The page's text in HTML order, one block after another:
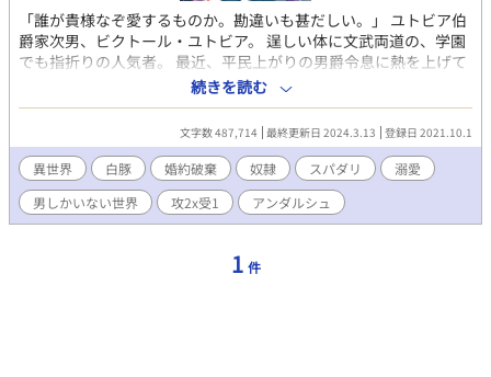
「誰が貴様なぞ愛するものか。勘違いも甚だしい。」 ユトビア伯
爵家次男、ビクトール・ユトビア。 逞しい体に文武両道の、学園
でも指折りの人気者。 最近、平民上がりの男爵令息に熱を上げて
るようだから、 俺がいることを忘れないで欲しくて、ちょっと小
言を言うつもりだったんだが、 どうやら、それを可愛いと思って
もらえるよーな関係ではなかったようで……。 でっぷり太った低
くて丸い巨体に脂ぎった白髪。瞳の綺麗な碧だけがチャームポイ
ントの侯爵家の次男サミュエル・コートニーは、王立学園の中で
も一番洒落てるカフェテリアで婚約者のビクトールから手酷く振
られてしまい……。 醜い容姿にも関わらず、愛されてると勘違い
していた事が恥ずかしく、そのまま家出する。 といっても、何に
て行くなんて出来る筈もなく……。 そうだ、奴隷を買おう！2人
続きを読む
文字数 487,714 最終更新日 2024.3.13 登録日 2021.10.1
異世界 白豚 婚約破棄 奴隷 スパダリ
溺愛
男しかいない世界
攻2x受1 アンダルシュ
1 件